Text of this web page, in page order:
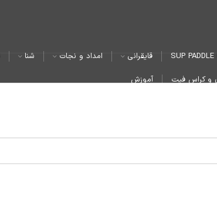
SUP PADDLE قایقرانی امداد و نجات شنا
و کراس فیت
آموزش